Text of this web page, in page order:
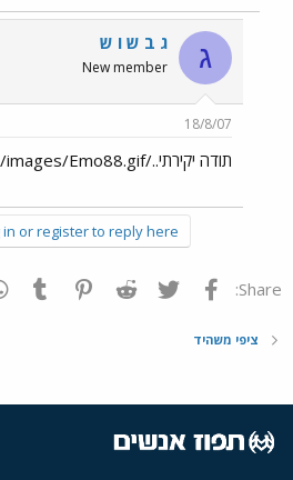
ג ג ב ש ו ש
New member
18/8/07
תודה יקירתי../images/Emo25.gif../images/Emo88.gif
or register to reply here.
Share: פייסבוק Twitter
Reddit
ציפי משהיד